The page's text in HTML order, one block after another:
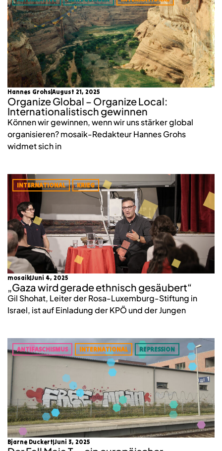
Hannes Grohs August 21, 2025
Organize Global – Organize Local:
Internationalistisch gewinnen
Können wir gewinnen, wenn wir uns stärker global
organisieren? mosaik-Redakteur Hannes Grohs
widmet sich in
INTERNATIONAL KRIEG
mosaik Juni 4, 2025
„Gaza wird gerade ethnisch gesäubert“
Gil Shohat, Leiter der Rosa-Luxemburg-Stiftung in
Israel, ist auf Einladung der KPÖ und der Jungen
ANTIFASCHISMUS INTERNATIONAL REPRESSION
Bjarne Duckert Juni 3, 2025